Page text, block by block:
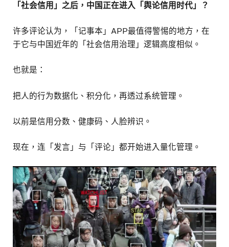
「社会信用」之后，中国正在进入「舆论信用时代」？
许多评论认为，「记事本」APP最值得警惕的地方，在
于它与中国近年的「社会信用治理」逻辑高度相似。
也就是：
把人的行为数据化、积分化，再透过系统管理。
以前是信用分数、健康码、人脸辨识。
现在，连「发言」与「评论」都开始进入量化管理。